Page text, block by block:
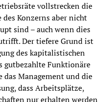
vollstrecken die
Konzerns aber nicht
sind – auch wenn dies
Der tiefere Grund ist
des kapitalistischen
gutbezahlte Funktionäre
das Management und die
dass Arbeitsplätze,
nur erhalten werden